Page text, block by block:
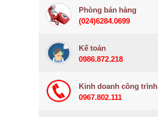
Phòng bán hàng
(024)6284.0699
Kế toán
0986.872.218
Kinh doanh công trình
0967.802.111